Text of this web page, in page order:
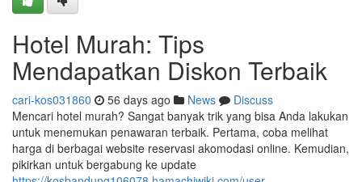
Hotel Murah: Tips
Mendapatkan Diskon Terbaik
cari-kos031860 56 days ago News
Discuss
Mencari hotel murah? Sangat banyak trik yang bisa Anda lakukan
untuk menemukan penawaran terbaik. Pertama, coba melihat
harga di berbagai website reservasi akomodasi online. Kemudian,
pikirkan untuk bergabung ke update